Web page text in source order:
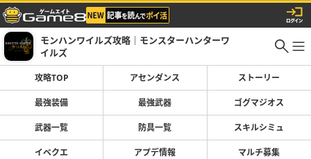
モンハンワイルズ攻略｜モンスターハンターワ
イルズ
攻略TOP アセンダンス ストーリー
最強装備 最強武器 ゴグマジオス
武器一覧 防具一覧 スキルシミュ
イベクエ アプデ情報 マルチ募集